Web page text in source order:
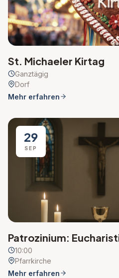
St. Michaeler Kirtag
Ganztägig
Dorf
Mehr erfahren
29
SEP
Patrozinium:
10:00
Pfarrkirche
Mehr erfahren